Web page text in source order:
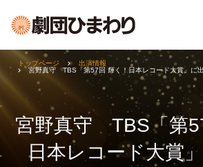
宮野真守 TBS「第
日本レコード大賞
トップページ
出演情報
宮野真守 TBS「第57回 輝く！日本レコード大賞」に出